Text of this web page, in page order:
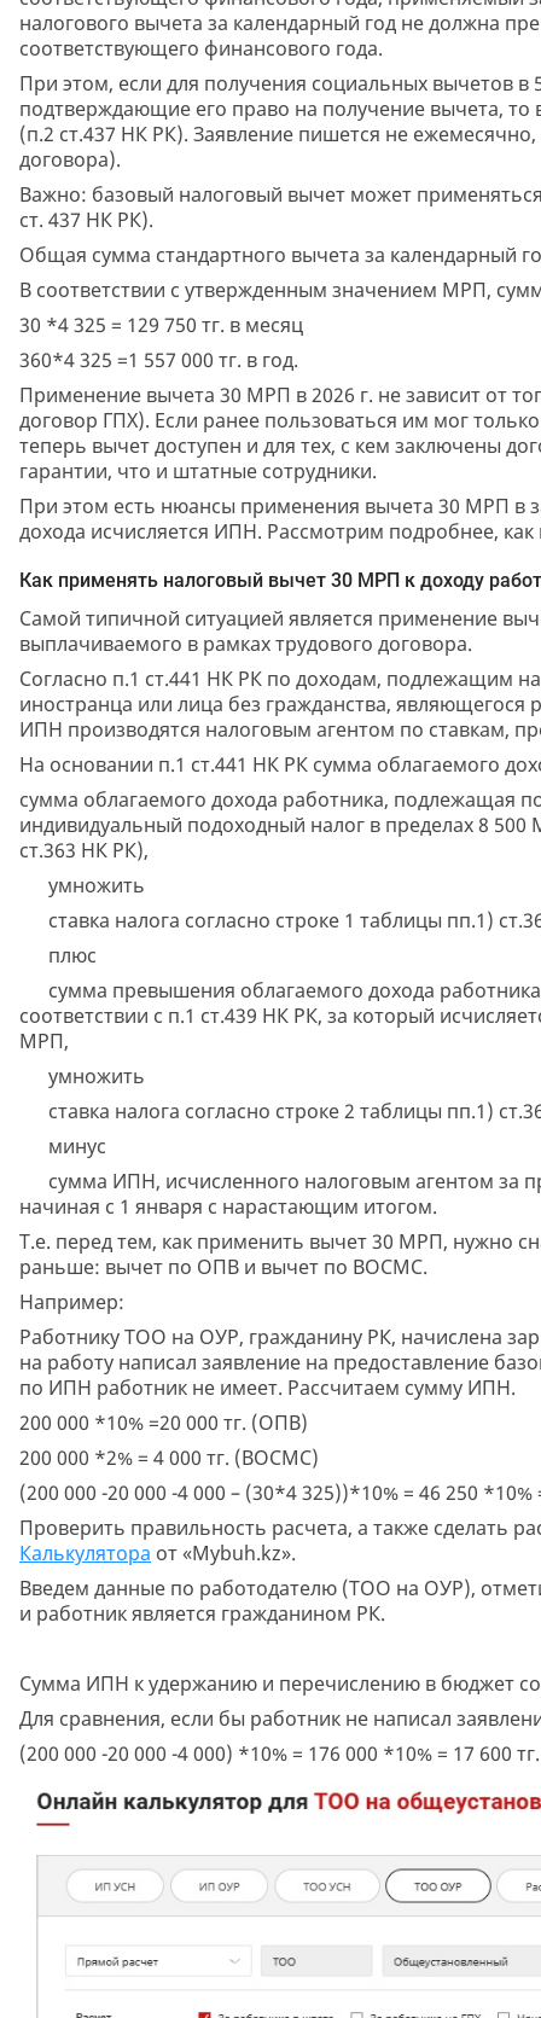
налогового вычета за календарный год не должна
соответствующего финансового года.
При этом, если для получения социальных вычетов
подтверждающие его право на получение вычета,
(п.2 ст.437 НК РК). Заявление пишется не
договора).
Важно: базовый налоговый вычет может
ст. 437 НК РК).
Общая сумма стандартного вычета за календарный
В соответствии с утвержденным значением МРП,
30 *4 325 = 129 750 тг. в месяц
360*4 325 =1 557 000 тг. в год.
Применение вычета 30 МРП в 2026 г. не зависит от
договор ГПХ). Если ранее пользоваться им мог
теперь вычет доступен и для тех, с кем заключены
гарантии, что и штатные сотрудники.
При этом есть нюансы применения вычета 30 МРП в
дохода исчисляется ИПН. Рассмотрим подробнее,
Как применять налоговый вычет 30 МРП к доходу
Самой типичной ситуацией является применение
выплачиваемого в рамках трудового договора.
Согласно п.1 ст.441 НК РК по доходам, подлежащим
иностранца или лица без гражданства,
ИПН производятся налоговым агентом по ставкам,
На основании п.1 ст.441 НК РК сумма облагаемого
сумма облагаемого дохода работника, подлежащая
индивидуальный подоходный налог в пределах 8
ст.363 НК РК),
умножить
ставка налога согласно строке 1 таблицы пп.1)
плюс
сумма превышения облагаемого дохода
соответствии с п.1 ст.439 НК РК, за который
МРП,
умножить
ставка налога согласно строке 2 таблицы пп.1)
минус
сумма ИПН, исчисленного налоговым агентом за
начиная с 1 января с нарастающим итогом.
Т.е. перед тем, как применить вычет 30 МРП, нужно
раньше: вычет по ОПВ и вычет по ВОСМС.
Например:
Работнику ТОО на ОУР, гражданину РК, начислена
на работу написал заявление на предоставление
по ИПН работник не имеет. Рассчитаем сумму ИПН.
200 000 *10% =20 000 тг. (ОПВ)
200 000 *2% = 4 000 тг. (ВОСМС)
(200 000 -20 000 -4 000 – (30*4 325))*10% = 46 250
Проверить правильность расчета, а также сделать
Калькулятора от «Mybuh.kz».
Введем данные по работодателю (ТОО на ОУР),
и работник является гражданином РК.
Сумма ИПН к удержанию и перечислению в бюджет
Для сравнения, если бы работник не написал
(200 000 -20 000 -4 000) *10% = 176 000 *10% = 17 600